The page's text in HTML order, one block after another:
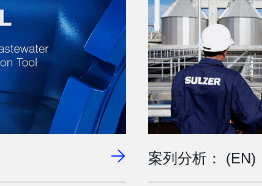
案列分析： (EN)